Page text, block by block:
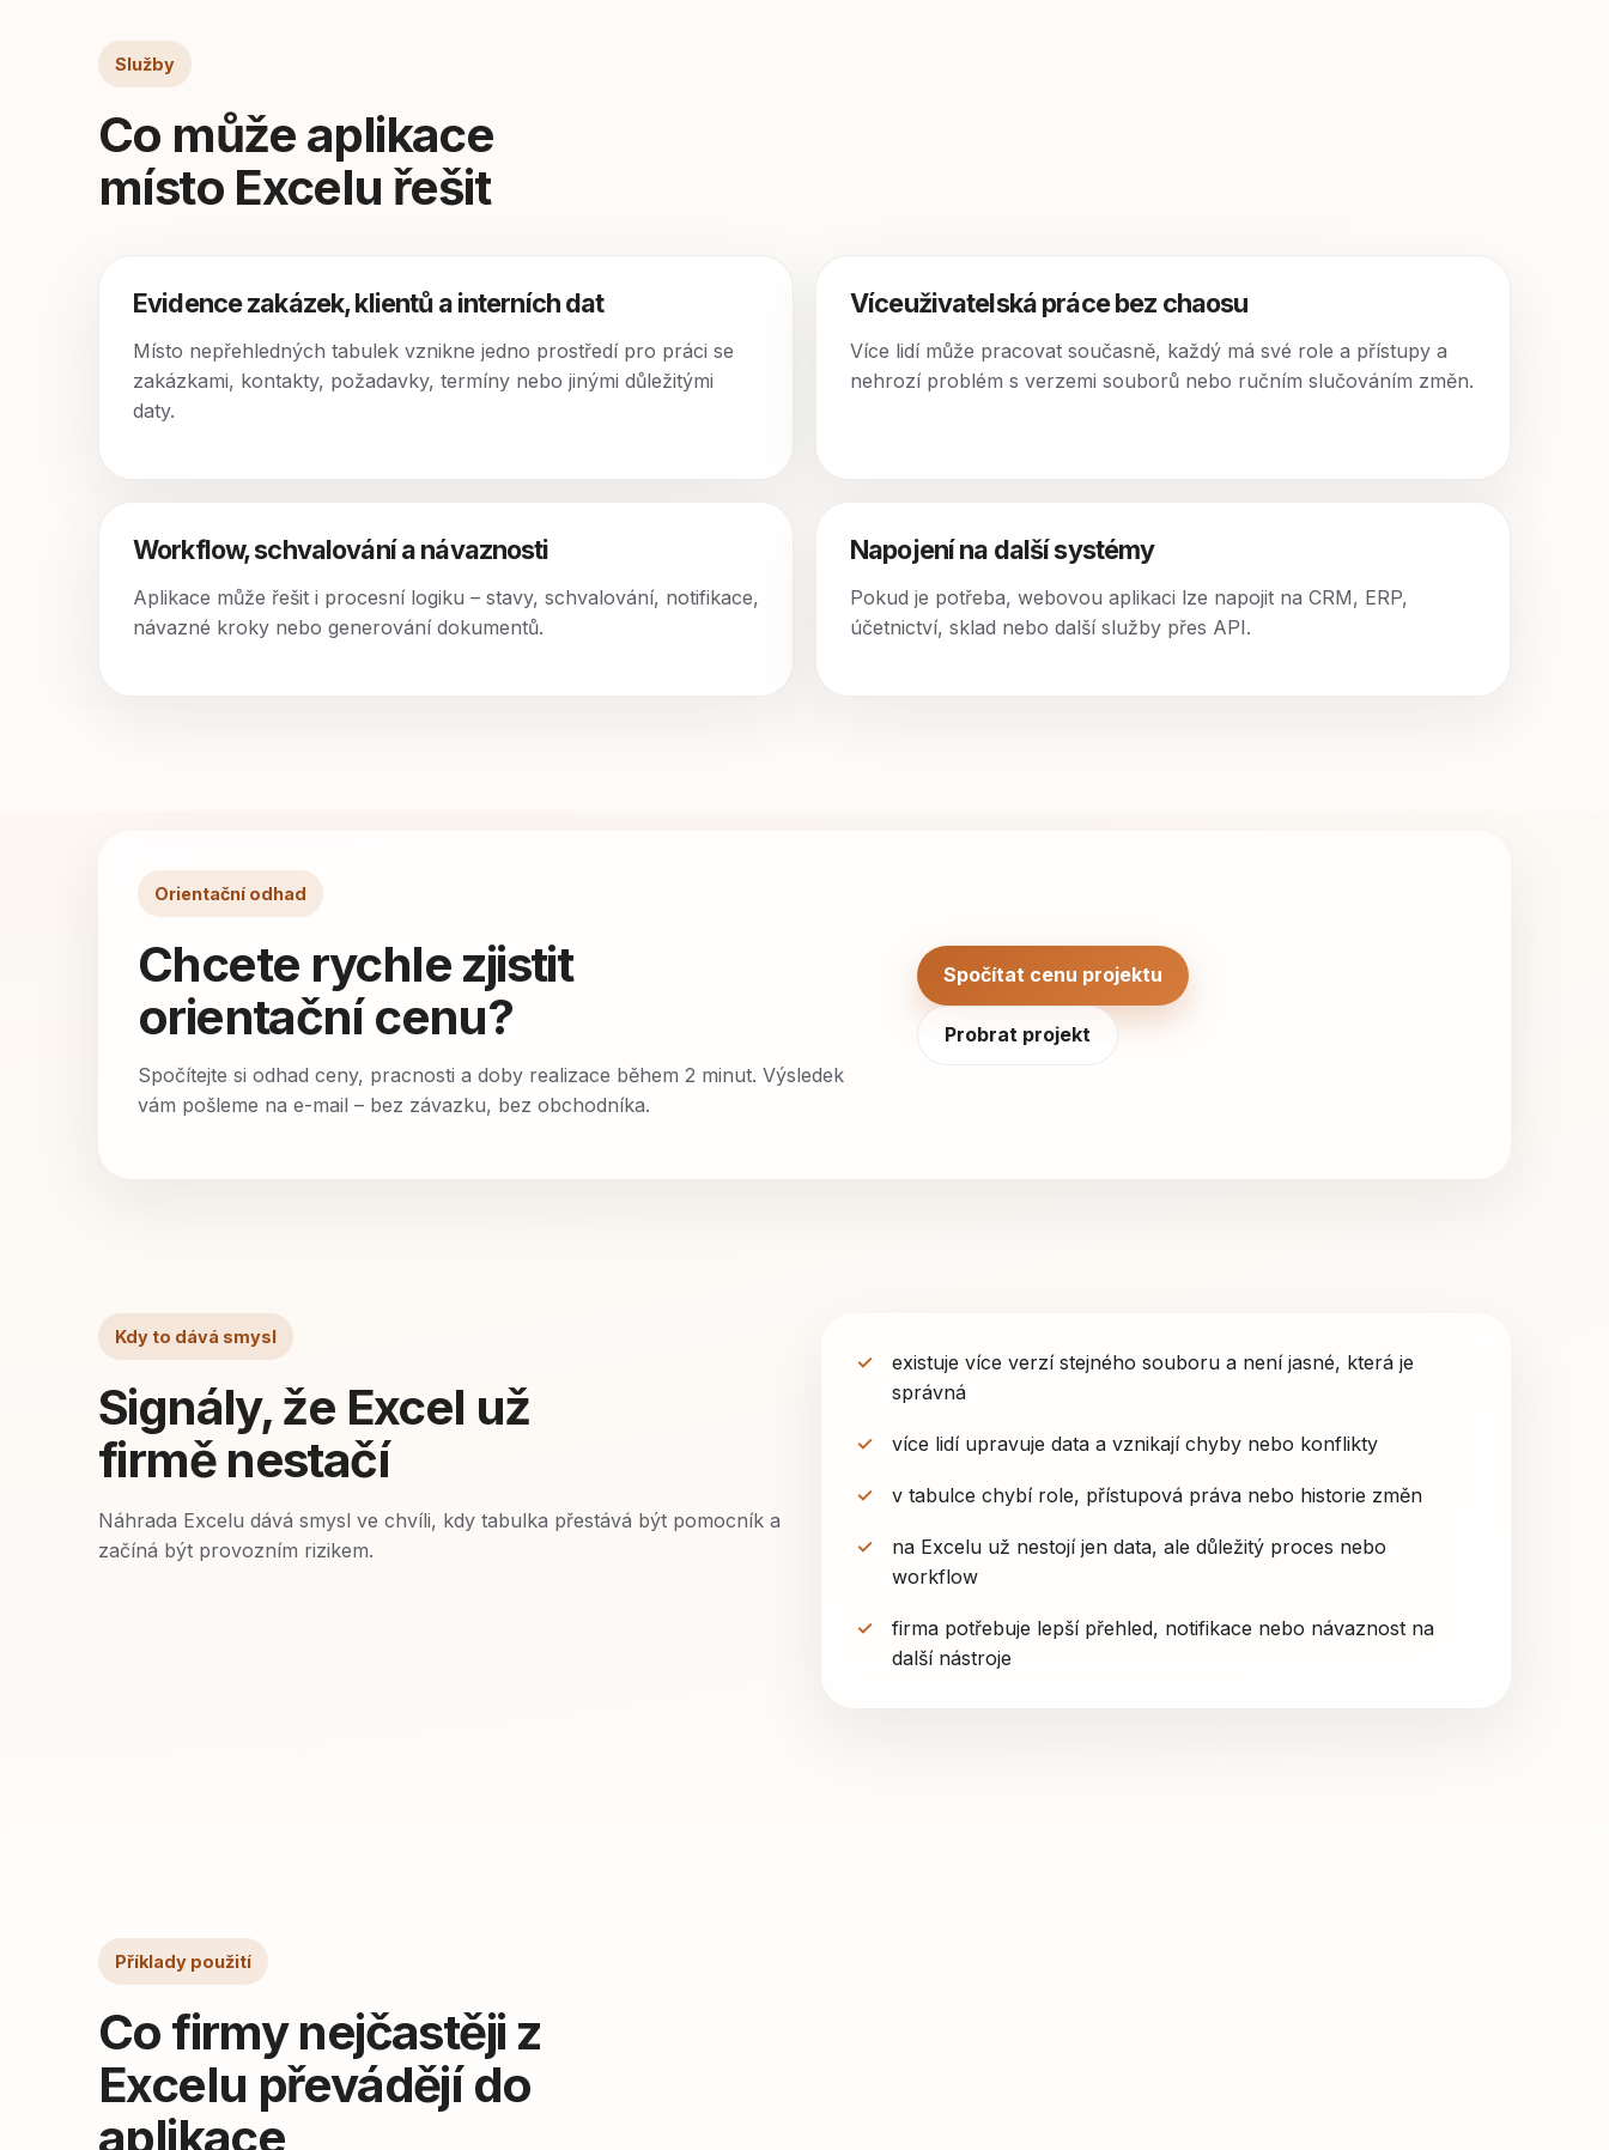
Služby
Co může aplikace
místo Excelu řešit
Evidence zakázek, klientů a interních dat
Místo nepřehledných tabulek vznikne jedno prostředí pro práci se
zakázkami, kontakty, požadavky, termíny nebo jinými důležitými
daty.
Víceuživatelská práce bez chaosu
Více lidí může pracovat současně, každý má své role a přístupy a
nehrozí problém s verzemi souborů nebo ručním slučováním změn.
Workflow, schvalování a návaznosti
Aplikace může řešit i procesní logiku – stavy, schvalování, notifikace,
návazné kroky nebo generování dokumentů.
Napojení na další systémy
Pokud je potřeba, webovou aplikaci lze napojit na CRM, ERP,
účetnictví, sklad nebo další služby přes API.
Orientační odhad
Chcete rychle zjistit
orientační cenu?
Spočítejte si odhad ceny, pracnosti a doby realizace během 2 minut. Výsledek
vám pošleme na e-mail – bez závazku, bez obchodníka.
Spočítat cenu projektu
Probrat projekt
Kdy to dává smysl
Signály, že Excel už
firmě nestačí
Náhrada Excelu dává smysl ve chvíli, kdy tabulka přestává být pomocník a
začíná být provozním rizikem.
existuje více verzí stejného souboru a není jasné, která je
správná
více lidí upravuje data a vznikají chyby nebo konflikty
v tabulce chybí role, přístupová práva nebo historie změn
na Excelu už nestojí jen data, ale důležitý proces nebo
workflow
firma potřebuje lepší přehled, notifikace nebo návaznost na
další nástroje
Příklady použití
Co firmy nejčastěji z
Excelu převádějí do
aplikace